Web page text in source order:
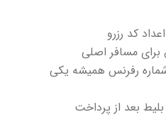
کد رزرو
برای مسافر اصلی
رفرنس همیشه یکی
بعد از پرداخت